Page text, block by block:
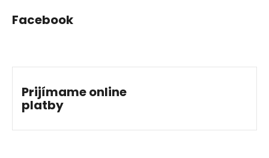
Facebook
Prijímame online
platby